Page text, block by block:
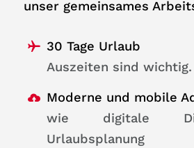
unser gemeinsames
30 Tage Urlaub
Auszeiten sind wichtig.
Moderne und mobile
wie digitale